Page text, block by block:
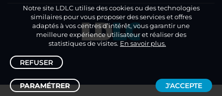
Notre site LDLC utilise des cookies ou des technologies
similaires pour vous proposer des services et offres
adaptés à vos centres d’intérêt, vous garantir une
meilleure expérience utilisateur et réaliser des
statistiques de visites. En savoir plus.
REFUSER
PARAMÉTRER J'ACCEPTE